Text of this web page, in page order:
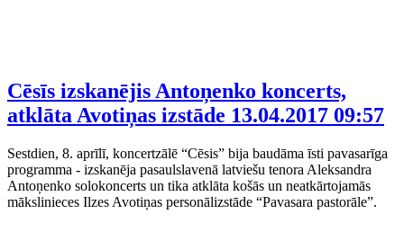
Cēsīs izskanējis Antoņenko koncerts,
atklāta Avotiņas izstāde 13.04.2017 09:57
Sestdien, 8. aprīlī, koncertzālē “Cēsis” bija baudāma īsti pavasarīga
programma - izskanēja pasaulslavenā latviešu tenora Aleksandra
Antoņenko solokoncerts un tika atklāta košās un neatkārtojamās
mākslinieces Ilzes Avotiņas personālizstāde “Pavasara pastorāle”.